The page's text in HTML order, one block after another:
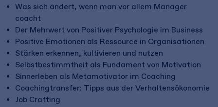
Was sich ändert, wenn man vor allem Manager
coacht
Der Mehrwert von Positiver Psychologie im Business
Positive Emotionen als Ressource in Organisationen
Stärken erkennen, kultivieren und nutzen
Selbstbestimmtheit als Fundament von Motivation
Sinnerleben als Metamotivator im Coaching
Coachingtransfer: Tipps aus der Verhaltensökonomie
Job Crafting